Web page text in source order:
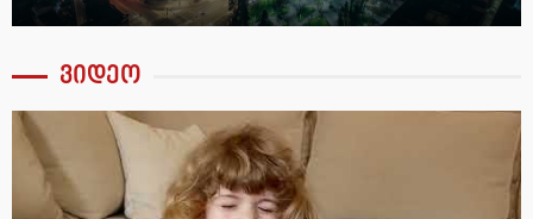
ვიდეო